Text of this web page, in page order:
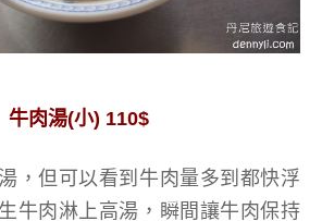
牛肉湯(小) 110$
，但可以看到牛肉量多到都快浮
牛肉淋上高湯，瞬間讓牛肉保持